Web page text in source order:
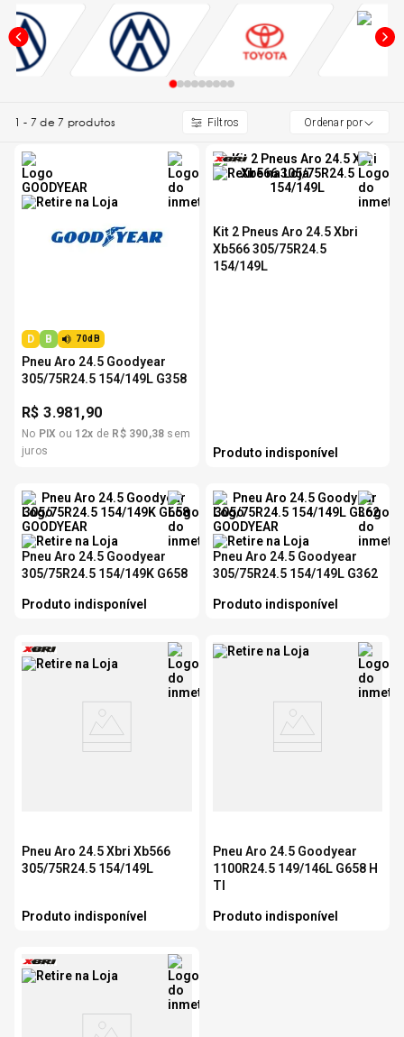
1 - 7de7 produtos Ordenar por
D B 70dB
Pneu Aro 24.5 Goodyear
305/75R24.5 154/149L G358
R$3.981,90
No PIX ou 12x de R$ 390,38 sem
juros
Kit 2 Pneus Aro 24.5 Xbri
Xb566 305/75R24.5
154/149L
Produto indisponível
Pneu Aro 24.5 Goodyear
305/75R24.5 154/149K G658
Produto indisponível
Pneu Aro 24.5 Goodyear
305/75R24.5 154/149L G362
Produto indisponível
Pneu Aro 24.5 Xbri Xb566
305/75R24.5 154/149L
Produto indisponível
Pneu Aro 24.5 Goodyear
1100R24.5 149/146L G658 H
Tl
Produto indisponível
175 70r14
Kit 4 Pneu Xbri Aro 13
8º 185 60r15
9º 205 55r16